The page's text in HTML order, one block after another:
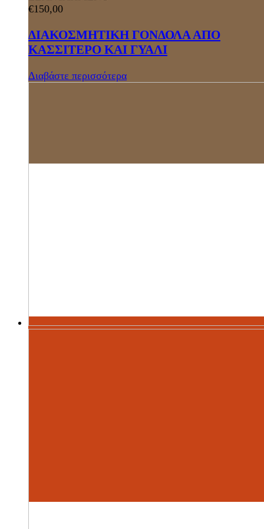
€150,00
ΔΙΑΚΟΣΜΗΤΙΚΗ ΓΟΝΔΟΛΑ ΑΠΟ
ΚΑΣΣΙΤΕΡΟ ΚΑΙ ΓΥΑΛΙ
Διαβάστε περισσότερα